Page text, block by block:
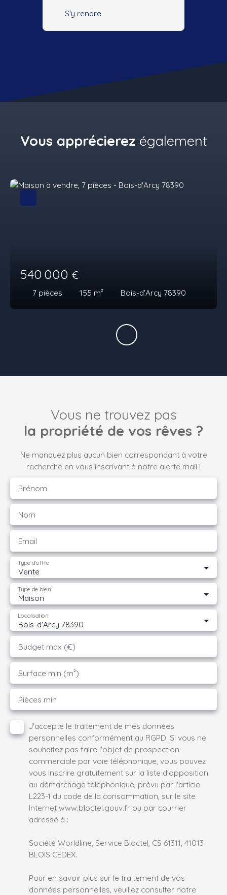
S'y rendre
Vous apprécierez également
540 000 €
7 pièces 155 m² Bois-d'Arcy 78390
Vous ne trouvez pas
la propriété de vos rêves ?
Ne manquez plus aucun bien correspondant à votre
recherche en vous inscrivant à notre alerte mail !
Prénom
Nom
Email
Vente
Type d'offre
Maison
Type de bien
Bois-d'Arcy 78390
Localisation
Budget max (€)
Surface min (m²)
Pièces min
J'accepte le traitement de mes données
personnelles conformément au RGPD. Si vous ne
souhaitez pas faire l'objet de prospection
commerciale par voie téléphonique, vous pouvez
vous inscrire gratuitement sur la liste d'opposition
au démarchage téléphonique, prévu par l'article
L223-1 du code de la consommation, sur le site
Internet www.bloctel.gouv.fr ou par courrier
adressé à :
Société Worldline, Service Bloctel, CS 61311, 41013
BLOIS CEDEX.
Pour en savoir plus sur le traitement de vos
données personnelles, veuillez consulter notre